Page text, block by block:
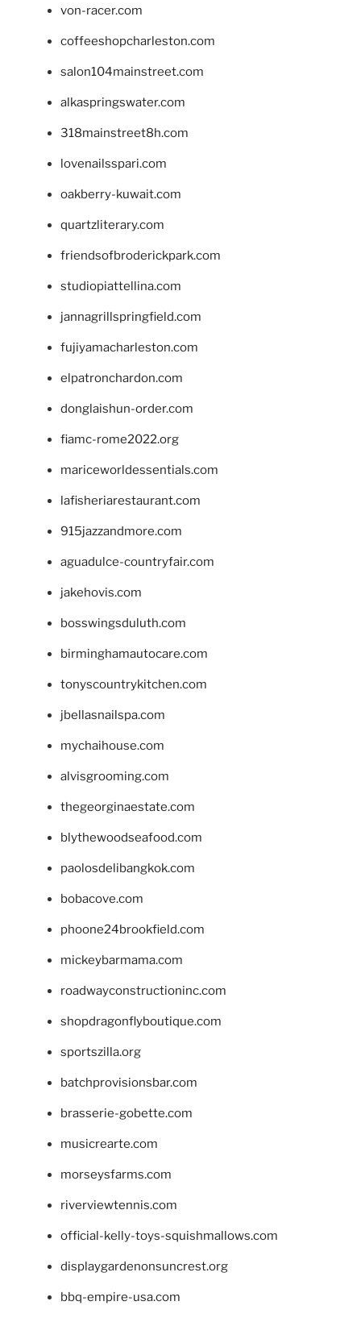
von-racer.com
coffeeshopcharleston.com
salon104mainstreet.com
alkaspringswater.com
318mainstreet8h.com
lovenailsspari.com
oakberry-kuwait.com
quartzliterary.com
friendsofbroderickpark.com
studiopiattellina.com
jannagrillspringfield.com
fujiyamacharleston.com
elpatronchardon.com
donglaishun-order.com
fiamc-rome2022.org
mariceworldessentials.com
lafisheriarestaurant.com
915jazzandmore.com
aguadulce-countryfair.com
jakehovis.com
bosswingsduluth.com
birminghamautocare.com
tonyscountrykitchen.com
jbellasnailspa.com
mychaihouse.com
alvisgrooming.com
thegeorginaestate.com
blythewoodseafood.com
paolosdelibangkok.com
bobacove.com
phoone24brookfield.com
mickeybarmama.com
roadwayconstructioninc.com
shopdragonflyboutique.com
sportszilla.org
batchprovisionsbar.com
brasserie-gobette.com
musicrearte.com
morseysfarms.com
riverviewtennis.com
official-kelly-toys-squishmallows.com
displaygardenonsuncrest.org
bbq-empire-usa.com